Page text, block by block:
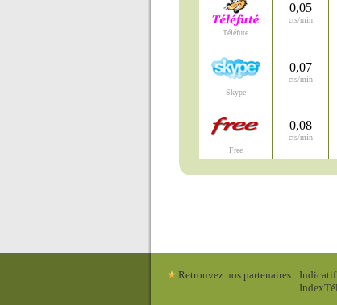
Téléfute
0,05
cts/min
Skype
0,07
cts/min
Free
0,08
cts/min
Retrouvez nos partenaires :